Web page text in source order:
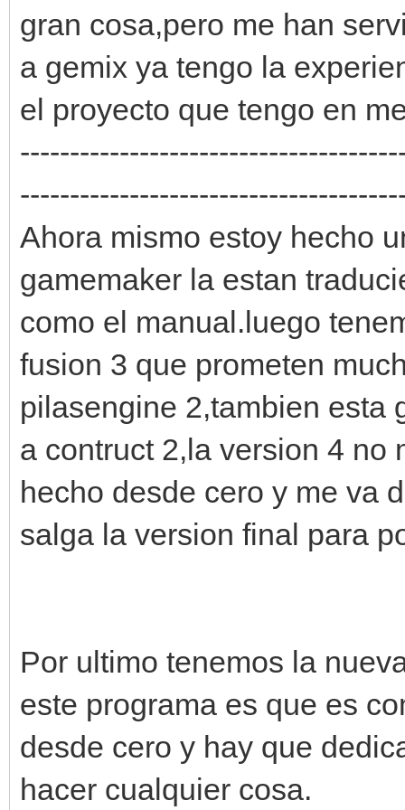
gran cosa,pero me han
a gemix ya tengo la
el proyecto que tengo en
Ahora mismo estoy hecho
gamemaker la estan
como el manual.luego
fusion 3 que prometen
pilasengine 2,tambien esta
a contruct 2,la version 4 no
hecho desde cero y me va
salga la version final para
Por ultimo tenemos la
este programa es que es
desde cero y hay que
hacer cualquier cosa.